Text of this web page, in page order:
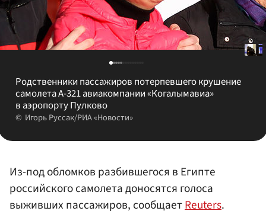
Родственники пассажиров потерпевшего крушение
самолета А-321 авиакомпании «Когалымавиа»
в аэропорту Пулково
Игорь Руссак/РИА «Новости»
Из-под обломков разбившегося в Египте
российского самолета доносятся голоса
выживших пассажиров, сообщаетReuters.